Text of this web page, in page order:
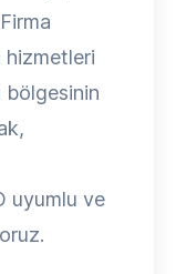
hizmetleri
bölgesinin
uyumlu ve